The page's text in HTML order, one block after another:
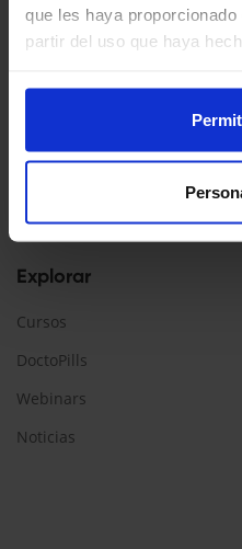
que les haya
partir del uso que haya
profesionales sanitarios, que
medicamentos en España.
Explorar
Cursos
DoctoPills
Webinars
Noticias